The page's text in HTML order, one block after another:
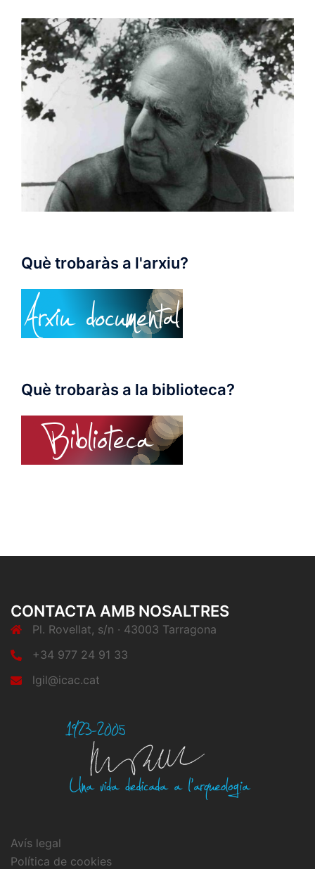
Què trobaràs a l'arxiu?
Què trobaràs a la biblioteca?
CONTACTA AMB NOSALTRES
Pl. Rovellat, s/n · 43003 Tarragona
+34 977 24 91 33
lgil@icac.cat
Avís legal
Política de cookies